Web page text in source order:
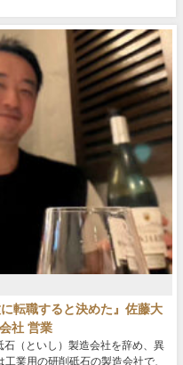
転職すると決めた』佐藤大
社 営業
（といし）製造会社を辞め、異
業用の研削砥石の製造会社で、